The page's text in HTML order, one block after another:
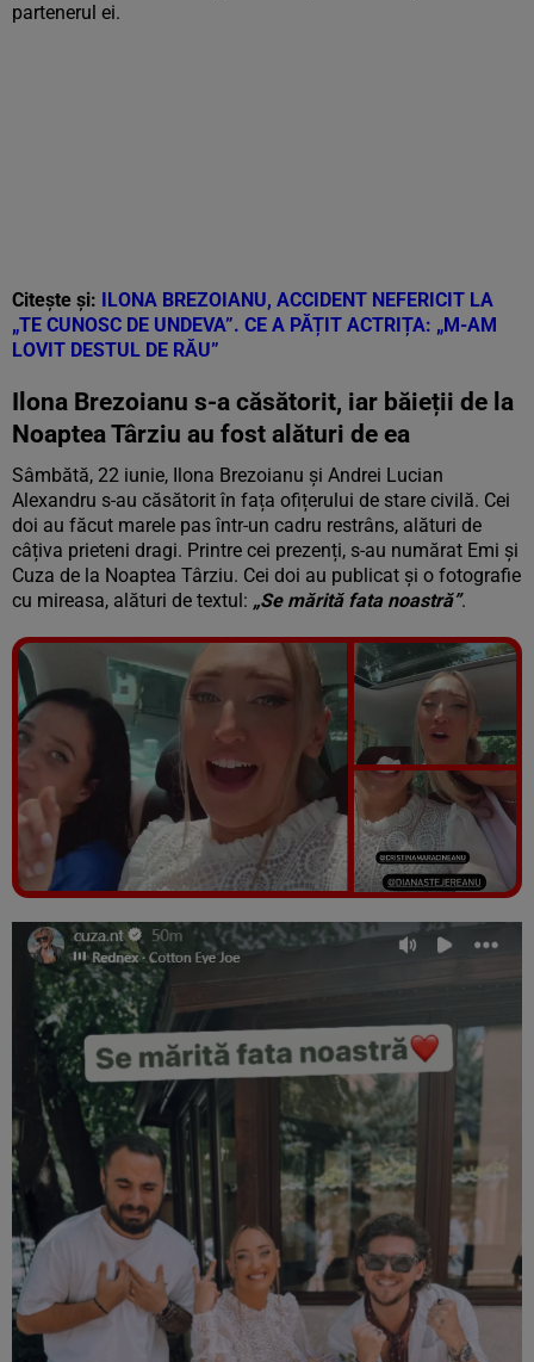
partenerul ei.
Citește și: ILONA BREZOIANU, ACCIDENT NEFERICIT LA
„TE CUNOSC DE UNDEVA”. CE A PĂȚIT ACTRIȚA: „M-AM
LOVIT DESTUL DE RĂU”
Ilona Brezoianu s-a căsătorit, iar băieții de la
Noaptea Târziu au fost alături de ea
Sâmbătă, 22 iunie, Ilona Brezoianu și Andrei Lucian
Alexandru s-au căsătorit în fața ofițerului de stare civilă. Cei
doi au făcut marele pas într-un cadru restrâns, alături de
câțiva prieteni dragi. Printre cei prezenți, s-au numărat Emi și
Cuza de la Noaptea Târziu. Cei doi au publicat și o fotografie
cu mireasa, alături de textul: „Se mărită fata noastră”.
Vezi galeria foto
13 poze